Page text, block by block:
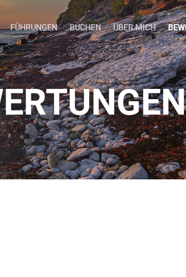
FÜHRUNGEN BUCHEN ÜBER MICH